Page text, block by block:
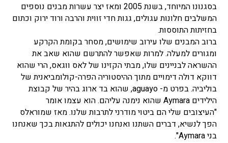
בסגנונו המיוחד, בשנת 2005 ומאז יצר עשרות מבנים נוספים
המשלבים חלונות עגולים, גגות חדי זווית והרבה ורוד ירוק וכתום
בחזיתות התוססות.
ברוב המבנים שלו עירוב שימושים, מסחר בקומת הקרקע
ומגורים למעלה. למרות שאפשר להתרשם שהוא שאב את
ההשראה לבניינים שלו, מבתי הקזינו של לאס ווגאס, הרי שהוא
דווקא דולה דימויים מתוך ההיסטוריה הפרה-קולומביאנית של
בוליביה. בפרט מ- aguayo, שהוא בד ארוג בהיר של קבוצת
הילידים Aymara שהוא נימנה עליהם. הוא עצמו אומר
"העיצובים שלי הם ביטוי מודרני לתרבות שלנו. מאז שמוראלס
הפך לנשיא, דברים השתנו ואנחנו יכולים להתגאות בכך שאנחנו
בני Aymara".